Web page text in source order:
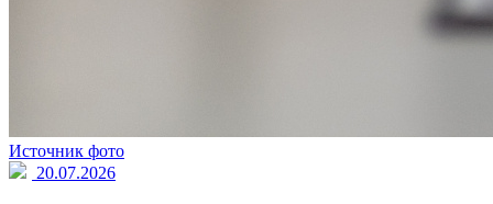
Источник фото
20.07.2026